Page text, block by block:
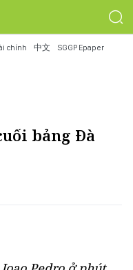
chính 中文 SGGP Epaper
bảng Đà